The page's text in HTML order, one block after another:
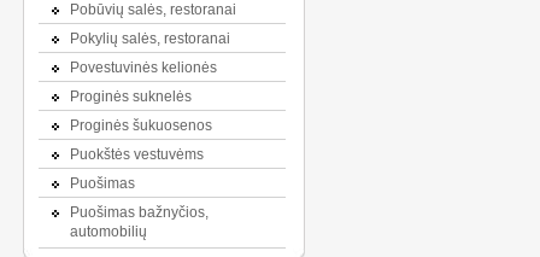
Pobūvių salės, restoranai
Pokylių salės, restoranai
Povestuvinės kelionės
Proginės suknelės
Proginės šukuosenos
Puokštės vestuvėms
Puošimas
Puošimas bažnyčios,
automobilių